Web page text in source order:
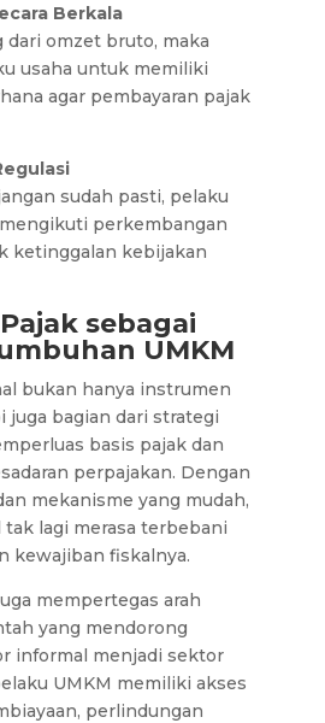
Berkala
omzet bruto, maka
usaha untuk memiliki
agar pembayaran pajak
sudah pasti, pelaku
perkembangan
ketinggalan kebijakan
sebagai
UMKM
bukan hanya instrumen
juga bagian dari strategi
basis pajak dan
perpajakan. Dengan
mekanisme yang mudah,
lagi merasa terbebani
kewajiban fiskalnya.
mempertegas arah
yang mendorong
informal menjadi sektor
UMKM memiliki akses
perlindungan